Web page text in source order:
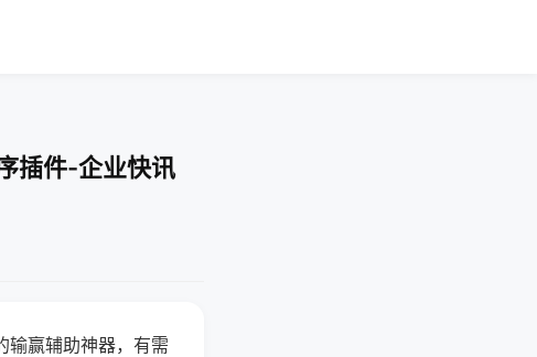
插件-企业快讯
输赢辅助神器，有需